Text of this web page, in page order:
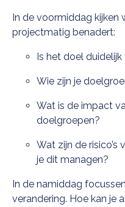
In de voormiddag kijken
projectmatig benadert:
Is het doel
Wie zijn je
Wat is de impact
doelgroepen?
Wat zijn de risico’s
je dit managen?
In de namiddag
verandering. Hoe kan je